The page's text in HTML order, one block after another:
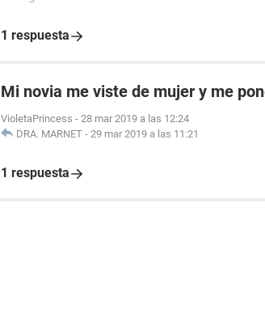
1 respuesta
Mi novia me viste de mujer y me
VioletaPrincess - 28 mar 2019 a las 12:24
DRA. MARNET - 29 mar 2019 a las 11:21
1 respuesta